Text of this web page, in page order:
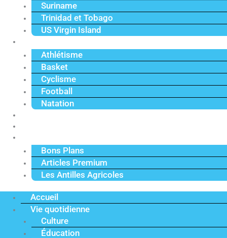
Suriname
Trinidad et Tobago
US Virgin Island
Athlétisme
Basket
Cyclisme
Football
Natation
Bons Plans
Articles Premium
Les Antilles Agricoles
Accueil
Vie quotidienne
Culture
Éducation